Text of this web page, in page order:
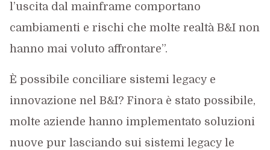
l’uscita dal mainframe comportano
cambiamenti e rischi che molte realtà B&I non
hanno mai voluto affrontare”.
È possibile conciliare sistemi legacy e
innovazione nel B&I? Finora è stato possibile,
molte aziende hanno implementato soluzioni
nuove pur lasciando sui sistemi legacy le